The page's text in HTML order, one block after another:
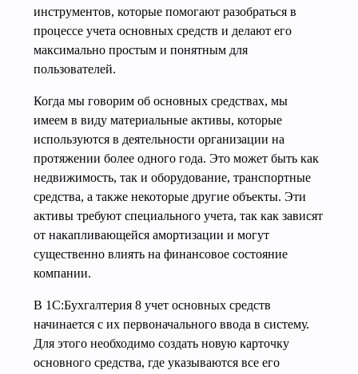
инструментов, которые помогают разобраться в
процессе учета основных средств и делают его
максимально простым и понятным для
пользователей.
Когда мы говорим об основных средствах, мы
имеем в виду материальные активы, которые
используются в деятельности организации на
протяжении более одного года. Это может быть как
недвижимость, так и оборудование, транспортные
средства, а также некоторые другие объекты. Эти
активы требуют специального учета, так как зависят
от накапливающейся амортизации и могут
существенно влиять на финансовое состояние
компании.
В 1С:Бухгалтерия 8 учет основных средств
начинается с их первоначального ввода в систему.
Для этого необходимо создать новую карточку
основного средства, где указываются все его